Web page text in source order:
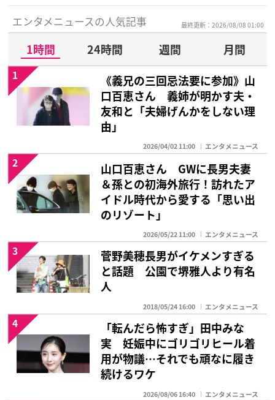
エンタメニュースの人気記事 最終更新：2026/08/08 01:00
1時間 24時間 週間
月間
《義兄の三回忌法要に参加》山
口百恵さん 義姉が明かす夫・
友和と「夫婦げんかをしない理
由」
2026/04/02 11:00 エンタメニュース
1
山口百恵さん GWに長男夫妻
＆孫との初海外旅行！訪れたア
イドル時代から愛する「思い出
のリゾート」
2026/05/22 11:00 エンタメニュース
2
菅野美穂長男がイケメンすぎる
と話題 公園で堺雅人より有名
人
2018/05/24 16:00 エンタメニュース
3
「転んだら怖すぎ」田中みな
実 妊娠中にゴリゴリヒール着
用が物議…それでも頑なに履き
続けるワケ
2026/08/06 16:40 エンタメニュース
4